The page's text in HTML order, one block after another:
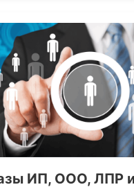
ИП, ООО, ЛПР